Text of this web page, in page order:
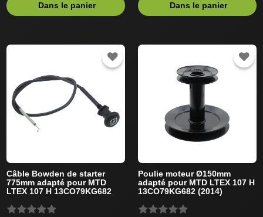
Dans le panier Dans le panier
Câble Bowden de starter
775mm adapté pour MTD
LTEX 107 H 13CO79KG682
Poulie moteur Ø150mm
adapté pour MTD LTEX 107 H
13CO79KG682 (2014)